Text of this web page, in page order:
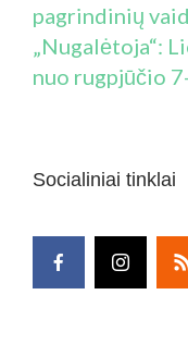
pagrindinių
„Nugalėtoja“:
nuo rugpjūčio
Socialiniai tinklai